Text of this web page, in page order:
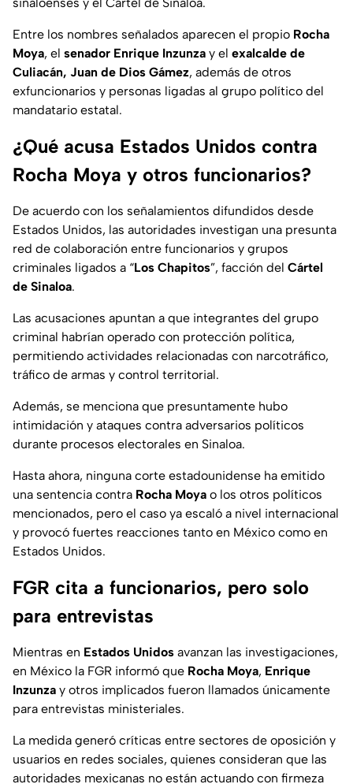
Entre los nombres señalados aparecen el propio Rocha
Moya, el senador Enrique Inzunza y el exalcalde de
Culiacán, Juan de Dios Gámez, además de otros
exfuncionarios y personas ligadas al grupo político del
mandatario estatal.
¿Qué acusa Estados Unidos contra
Rocha Moya y otros funcionarios?
De acuerdo con los señalamientos difundidos desde
Estados Unidos, las autoridades investigan una presunta
red de colaboración entre funcionarios y grupos
criminales ligados a “Los Chapitos”, facción del Cártel
de Sinaloa.
Las acusaciones apuntan a que integrantes del grupo
criminal habrían operado con protección política,
permitiendo actividades relacionadas con narcotráfico,
tráfico de armas y control territorial.
Además, se menciona que presuntamente hubo
intimidación y ataques contra adversarios políticos
durante procesos electorales en Sinaloa.
Hasta ahora, ninguna corte estadounidense ha emitido
una sentencia contra Rocha Moya o los otros políticos
mencionados, pero el caso ya escaló a nivel internacional
y provocó fuertes reacciones tanto en México como en
Estados Unidos.
FGR cita a funcionarios, pero solo
para entrevistas
Mientras en Estados Unidos avanzan las investigaciones,
en México la FGR informó que Rocha Moya, Enrique
Inzunza y otros implicados fueron llamados únicamente
para entrevistas ministeriales.
La medida generó críticas entre sectores de oposición y
usuarios en redes sociales, quienes consideran que las
autoridades mexicanas no están actuando con firmeza